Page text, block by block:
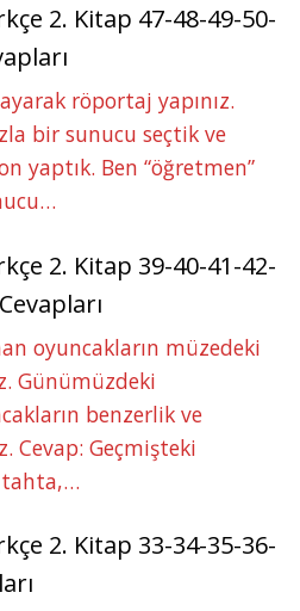
2. Kitap 47-48-49-50-
röportaj yapınız.
bir sunucu seçtik ve
yaptık. Ben “öğretmen”
2. Kitap 39-40-41-42-
oyuncakların müzedeki
Günümüzdeki
benzerlik ve
Cevap: Geçmişteki
tahta,…
2. Kitap 33-34-35-36-